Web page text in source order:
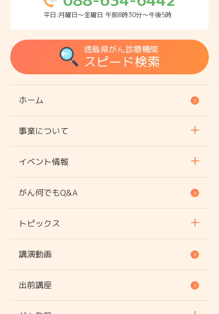
平日:月曜日～金曜日 午前8時30分～午後5時
徳島県がん診療機関
スピード検索
ホーム
事業について
イベント情報
がん何でもQ&A
トピックス
講演動画
出前講座